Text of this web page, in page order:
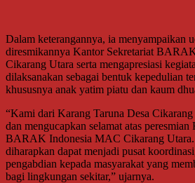
Dalam keterangannya, ia menyampaikan
diresmikannya Kantor Sekretariat
Cikarang Utara serta mengapresiasi
dilaksanakan sebagai bentuk kepedulian
khususnya anak yatim piatu dan kaum
“Kami dari Karang Taruna Desa
dan mengucapkan selamat atas
BARAK Indonesia MAC Cikarang Utara.
diharapkan dapat menjadi pusat
pengabdian kepada masyarakat yang
bagi lingkungan sekitar,” ujarnya.